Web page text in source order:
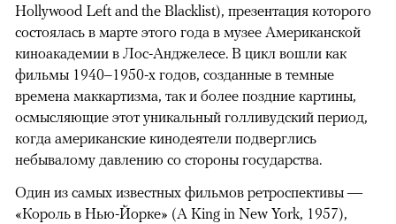
Hollywood Left and the Blacklist), презентация которого
состоялась в марте этого года в музее Американской
киноакадемии в Лос-Анджелесе. В цикл вошли как
фильмы 1940–1950-х годов, созданные в темные
времена маккартизма, так и более поздние картины,
осмысляющие этот уникальный голливудский период,
когда американские кинодеятели подверглись
небывалому давлению со стороны государства.
Один из самых известных фильмов ретроспективы —
«Король в Нью-Йорке» (A King in New York, 1957),